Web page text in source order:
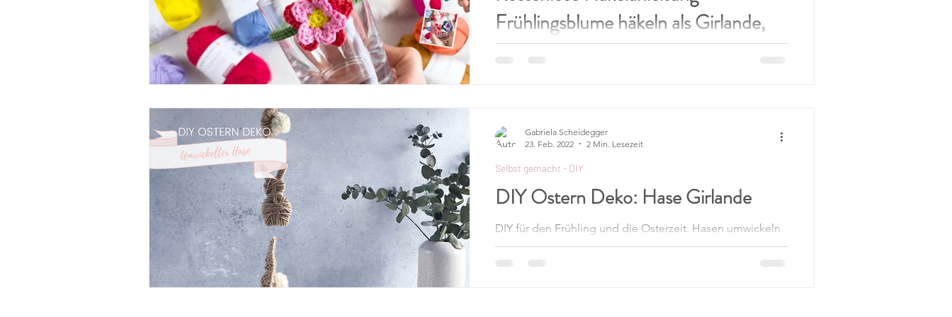
Frühlingsblume häkeln als Girlande,
Haarclip oder als Deko
DIY Ostern Deko: Hase Girlande
DIY für den Frühling und die Osterzeit. Hasen umwickeln
mit Garn oder Wolle. Ich zeige dir Step by Step wie es
Selbst gemacht - DIY
Gabriela Scheidegger
23. Feb. 2022
2 Min. Lesezeit